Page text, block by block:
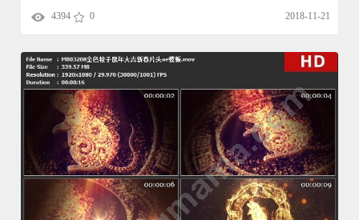
4394 0 2018-11-21